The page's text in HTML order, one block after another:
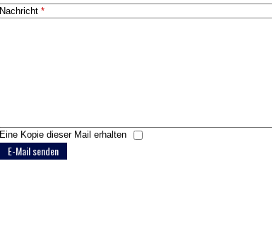
Nachricht *
Eine Kopie dieser Mail erhalten
E-Mail senden